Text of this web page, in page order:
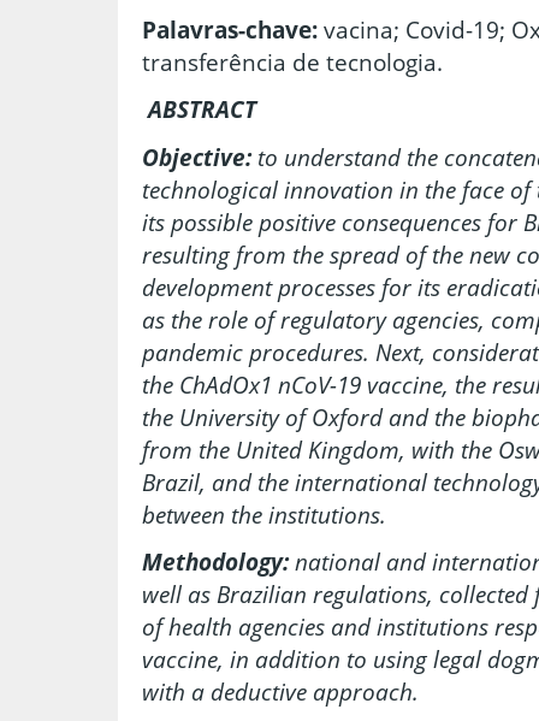
Palavras-chave:vacina; Covid-19;
transferência de tecnologia.
ABSTRACT
Objective:to understand the
technological innovation in the face
its possible positive consequences for
resulting from the spread of the new
development processes for its
as the role of regulatory agencies,
pandemic procedures. Next,
the ChAdOx1 nCoV-19 vaccine, the
the University of Oxford and the
from the United Kingdom, with the
Brazil, and the international
between the institutions.
Methodology:national and
well as Brazilian regulations,
of health agencies and institutions
vaccine, in addition to using legal
with a deductive approach.